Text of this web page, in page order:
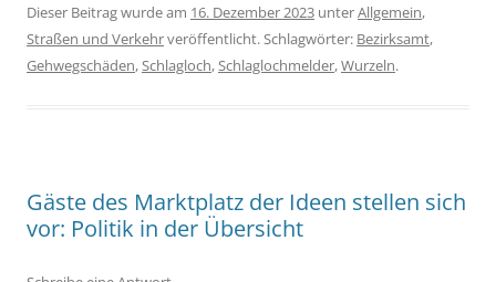
Dieser Beitrag wurde am 16. Dezember 2023 unterAllgemein,
Straßen und Verkehrveröffentlicht. Schlagwörter: Bezirksamt,
Gehwegschäden,Schlagloch,Schlaglochmelder,Wurzeln.
Gäste des Marktplatz der Ideen stellen sich
vor: Politik in der Übersicht